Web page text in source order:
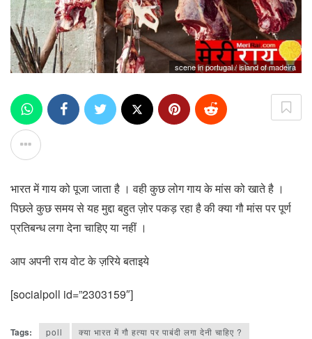
scene in portugal / island of madeira
भारत में गाय को पूजा जाता है । वही कुछ लोग गाय के मांस को खाते है ।
पिछले कुछ समय से यह मुद्दा बहुत ज़ोर पकड़ रहा है की क्या गौ मांस पर पूर्ण
प्रतिबन्ध लगा देना चाहिए या नहीं ।
आप अपनी राय वोट के ज़रिये बताइये
[socialpoll id=”2303159″]
Tags: poll क्या भारत में गौ हत्या पर पाबंदी लगा देनी चाहिए ?